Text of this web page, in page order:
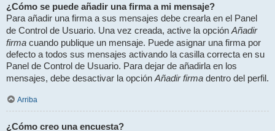
¿Cómo se puede añadir una firma a mi mensaje?
Para añadir una firma a sus mensajes debe crearla en el Panel
de Control de Usuario. Una vez creada, active la opción Añadir
firma cuando publique un mensaje. Puede asignar una firma por
defecto a todos sus mensajes activando la casilla correcta en su
Panel de Control de Usuario. Para dejar de añadirla en los
mensajes, debe desactivar la opción Añadir firma dentro del perfil.
Arriba
¿Cómo creo una encuesta?